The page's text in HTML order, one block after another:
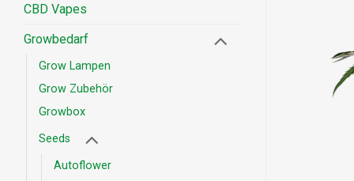
CBD Vapes
Growbedarf
Grow Lampen
Grow Zubehör
Growbox
Seeds
Autoflower